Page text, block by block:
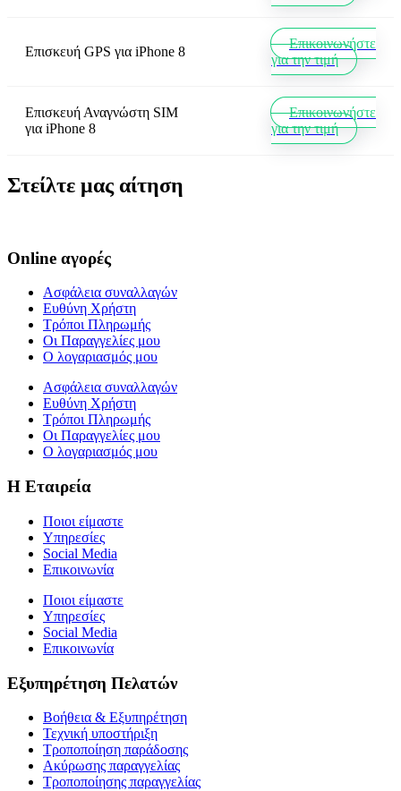
Επισκευή GPS για iPhone 8
Επικοινωνήστε
για την τιμή
Επισκευή Αναγνώστη SIM
για iPhone 8
Επικοινωνήστε
για την τιμή
Στείλτε μας αίτηση
Online αγορές
Ασφάλεια συναλλαγών
Ευθύνη Χρήστη
Τρόποι Πληρωμής
Οι Παραγγελίες μου
Ο λογαριασμός μου
Ασφάλεια συναλλαγών
Ευθύνη Χρήστη
Τρόποι Πληρωμής
Οι Παραγγελίες μου
Ο λογαριασμός μου
Η Εταιρεία
Ποιοι είμαστε
Υπηρεσίες
Social Media
Επικοινωνία
Ποιοι είμαστε
Υπηρεσίες
Social Media
Επικοινωνία
Εξυπηρέτηση Πελατών
Βοήθεια & Εξυπηρέτηση
Τεχνική υποστήριξη
Τροποποίηση παράδοσης
Ακύρωσης παραγγελίας
Τροποποίησης παραγγελίας